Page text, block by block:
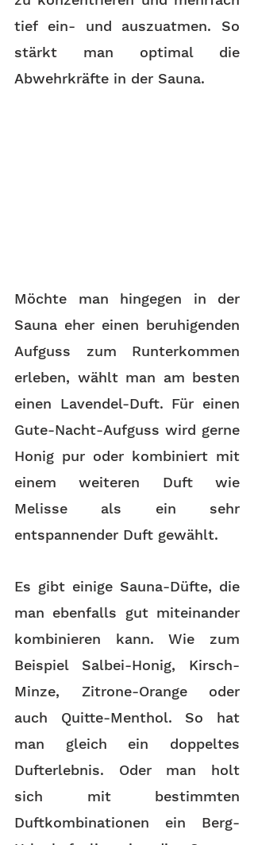
tief ein- und auszuatmen. So
stärkt man optimal die
Abwehrkräfte in der Sauna.
Möchte man hingegen in der
Sauna eher einen beruhigenden
Aufguss zum Runterkommen
erleben, wählt man am besten
einen Lavendel-Duft. Für einen
Gute-Nacht-Aufguss wird gerne
Honig pur oder kombiniert mit
einem weiteren Duft wie
Melisse als ein sehr
entspannender Duft gewählt.
Es gibt einige Sauna-Düfte, die
man ebenfalls gut miteinander
kombinieren kann. Wie zum
Beispiel Salbei-Honig, Kirsch-
Minze, Zitrone-Orange oder
auch Quitte-Menthol. So hat
man gleich ein doppeltes
Dufterlebnis. Oder man holt
sich mit bestimmten
Duftkombinationen ein Berg-